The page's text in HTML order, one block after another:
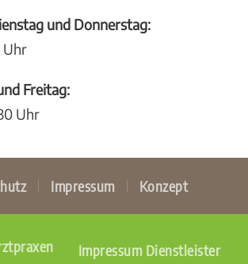
und Donnerstag:
Uhr
Freitag:
Uhr
Impressum Konzept
Impressum Dienstleister